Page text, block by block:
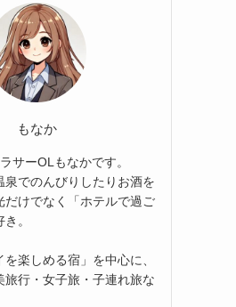
もなか
サーOLもなかです。
泉でのんびりしたりお酒を
だけでなく「ホテルで過ご
。
を楽しめる宿」を中心に、
旅行・女子旅・子連れ旅な